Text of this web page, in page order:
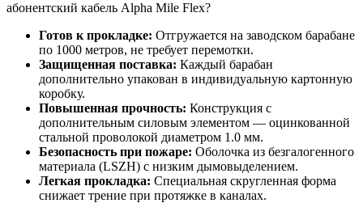
абонентский кабель Alpha Mile Flex?
Готов к прокладке: Отгружается на заводском барабане
по 1000 метров, не требует перемотки.
Защищенная поставка: Каждый барабан
дополнительно упакован в индивидуальную картонную
коробку.
Повышенная прочность: Конструкция с
дополнительным силовым элементом — оцинкованной
стальной проволокой диаметром 1.0 мм.
Безопасность при пожаре: Оболочка из безгалогенного
материала (LSZH) с низким дымовыделением.
Легкая прокладка: Специальная скругленная форма
снижает трение при протяжке в каналах.